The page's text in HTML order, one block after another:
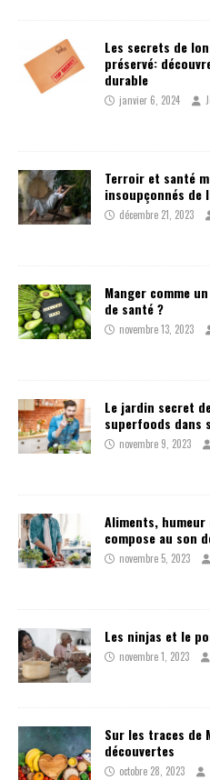
Les secrets de
préservé:
durable
janvier 6, 2024
Terroir et santé
insoupçonnés
décembre 21, 2023
Manger comme
de santé ?
novembre 13, 2023
Le jardin secret
superfoods dans
novembre 9, 2023
Aliments,
compose au son
novembre 5, 2023
Les ninjas et le
novembre 1, 2023
Sur les traces de
découvertes
octobre 28, 2023